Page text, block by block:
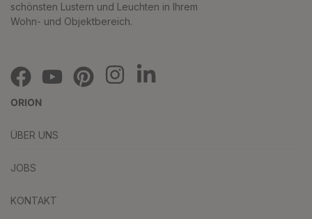
schönsten Lustern und Leuchten in Ihrem
Wohn- und Objektbereich.
ORION
ÜBER UNS
JOBS
KONTAKT